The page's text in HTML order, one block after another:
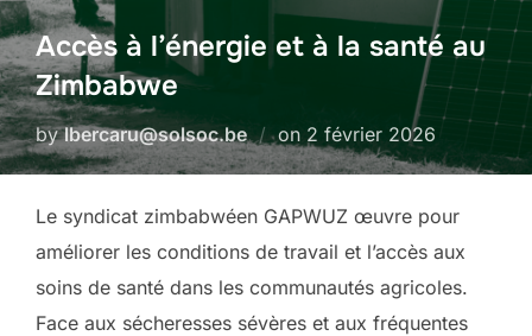
Accès à l’énergie et à la santé au
Zimbabwe
bylbercaru@solsoc.be on Posted
on
2 février 2026
Le syndicat zimbabwéen GAPWUZ œuvre pour
améliorer les conditions de travail et l’accès aux
soins de santé dans les communautés agricoles.
Face aux sécheresses sévères et aux fréquentes